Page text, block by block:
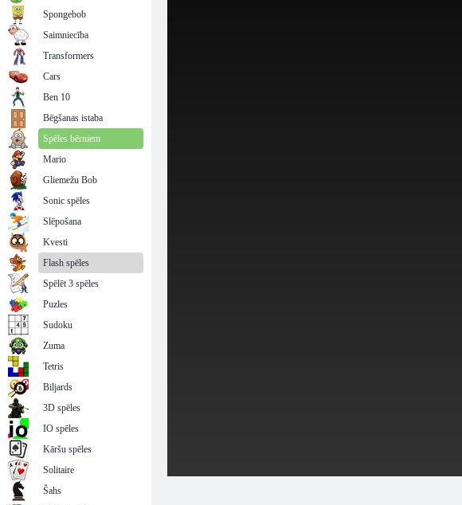
Spongebob
Saimniecība
Transformers
Cars
Ben 10
Bēgšanas istaba
Spēles bērniem
Mario
Gliemežu Bob
Sonic spēles
Slēpošana
Kvesti
Flash spēles
Spēlēt 3 spēles
Puzles
Sudoku
Zuma
Tetris
Biljards
3D spēles
IO spēles
Kāršu spēles
Solitaire
Šahs